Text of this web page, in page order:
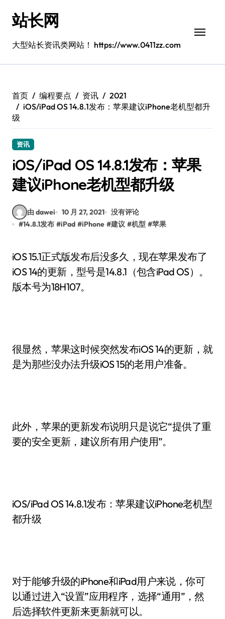
站长网
大型站长资讯类网站！ https://www.0411zz.com
首页 编程要点 资讯
2021
iOS/iPad OS 14.8.1发布：苹果建议iPhone老机型都升
级
资讯
iOS/iPad OS 14.8.1发布：苹果
建议iPhone老机型都升级
由 dawei 10 月 27, 2021
没有评论
#14.8.1发布 #iPad #iPhone #建议 #机型 #苹果
iOS 15.1正式版发布后没多久，现在苹果发布了
iOS 14的更新，型号是14.8.1（包含iPad OS）。
版本号为18H107。
很显然，苹果这时候突然发布iOS 14的更新，就
是为那些没办法升级iOS 15的老用户准备。
此外，苹果的更新发布说明只是说它“提供了重
要的安全更新，建议所有用户使用”。
iOS/iPad OS 14.8.1发布：苹果建议iPhone老机型
都升级
对于能够升级的iPhone和iPad用户来说，你可
以通过进入“设置”应用程序，选择“通用”，然
后选择软件更新来更新就可以。